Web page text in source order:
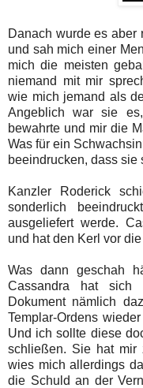
Danach wurde es aber
und sah mich einer
mich die meisten
niemand mit mir
wie mich jemand als
Angeblich war sie
bewahrte und mir die
Was für ein
beeindrucken, dass sie
Kanzler Roderick
sonderlich
ausgeliefert werde.
und hat den Kerl vor
Was dann geschah
Cassandra hat sich
Dokument nämlich
Templar-Ordens
Und ich sollte diese
schließen. Sie hat mir
wies mich allerdings
die Schuld an der